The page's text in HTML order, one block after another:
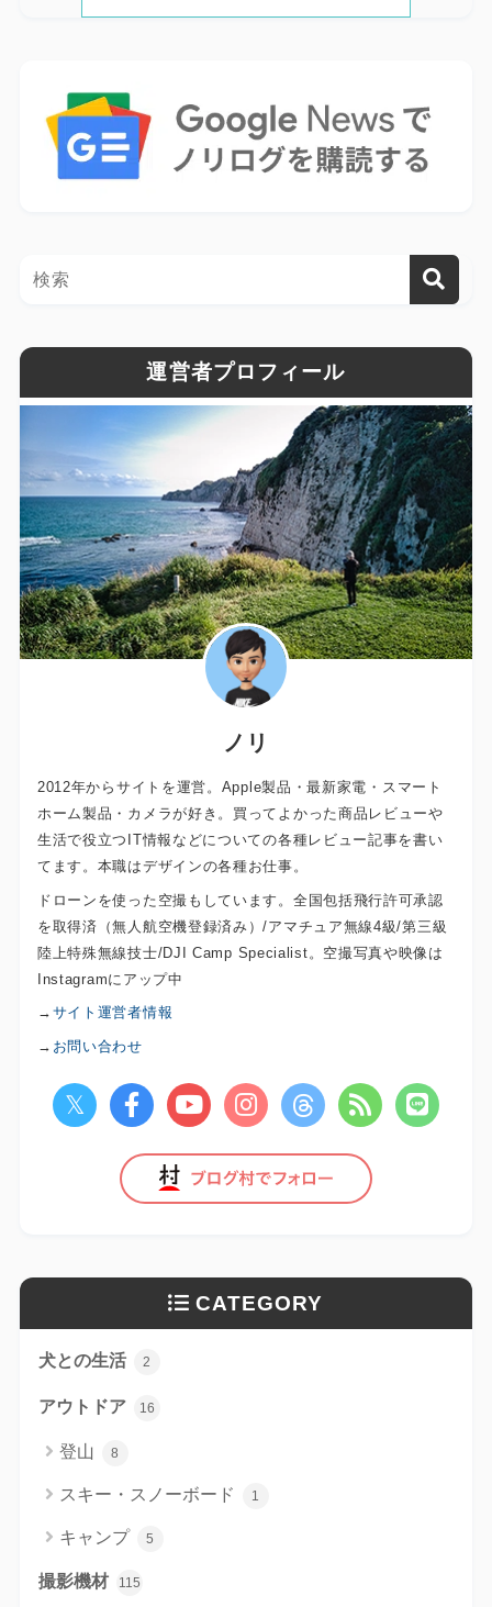
運営者プロフィール
ノリ
2012年からサイトを運営。Apple製品・最新家電・スマート
ホーム製品・カメラが好き。買ってよかった商品レビューや
生活で役立つIT情報などについての各種レビュー記事を書い
てます。本職はデザインの各種お仕事。
ドローンを使った空撮もしています。全国包括飛行許可承認
を取得済（無人航空機登録済み）/アマチュア無線4級/第三級
陸上特殊無線技士/DJI Camp Specialist。空撮写真や映像は
Instagramにアップ中
→ サイト運営者情報
→ お問い合わせ
CATEGORY
犬との生活 2
アウトドア 16
登山 8
スキー・スノーボード 1
キャンプ 5
撮影機材 115